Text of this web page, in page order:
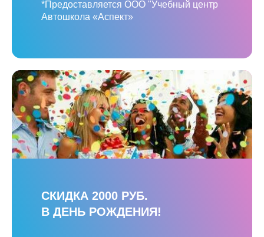
*Предоставляется ООО "Учебный центр
Автошкола «Аспект»
СКИДКА 2000 РУБ.
В ДЕНЬ РОЖДЕНИЯ!